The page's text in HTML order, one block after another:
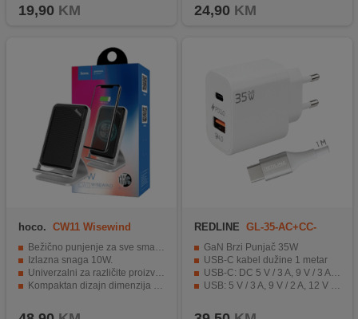
19,90 KM 24,90 KM
hoco. CW11 Wisewind
Wireless QC
Bežično punjenje za sve smartphone-e.
Izlazna snaga 10W.
Univerzalni za različite proizvođače.
Kompaktan dizajn dimenzija 114.5 x 69 x 74 mm.
REDLINE GL-35-AC+CC-
GaN Brzi Punjač 35W
USB-C kabel dužine 1 metar
USB-C: DC 5 V / 3 A, 9 V / 3 A, 12 V / 3 A, 15 V / 2,33 A, 20 V / 1,75 A
USB: 5 V / 3 A, 9 V / 2 A, 12 V / 1,5 A